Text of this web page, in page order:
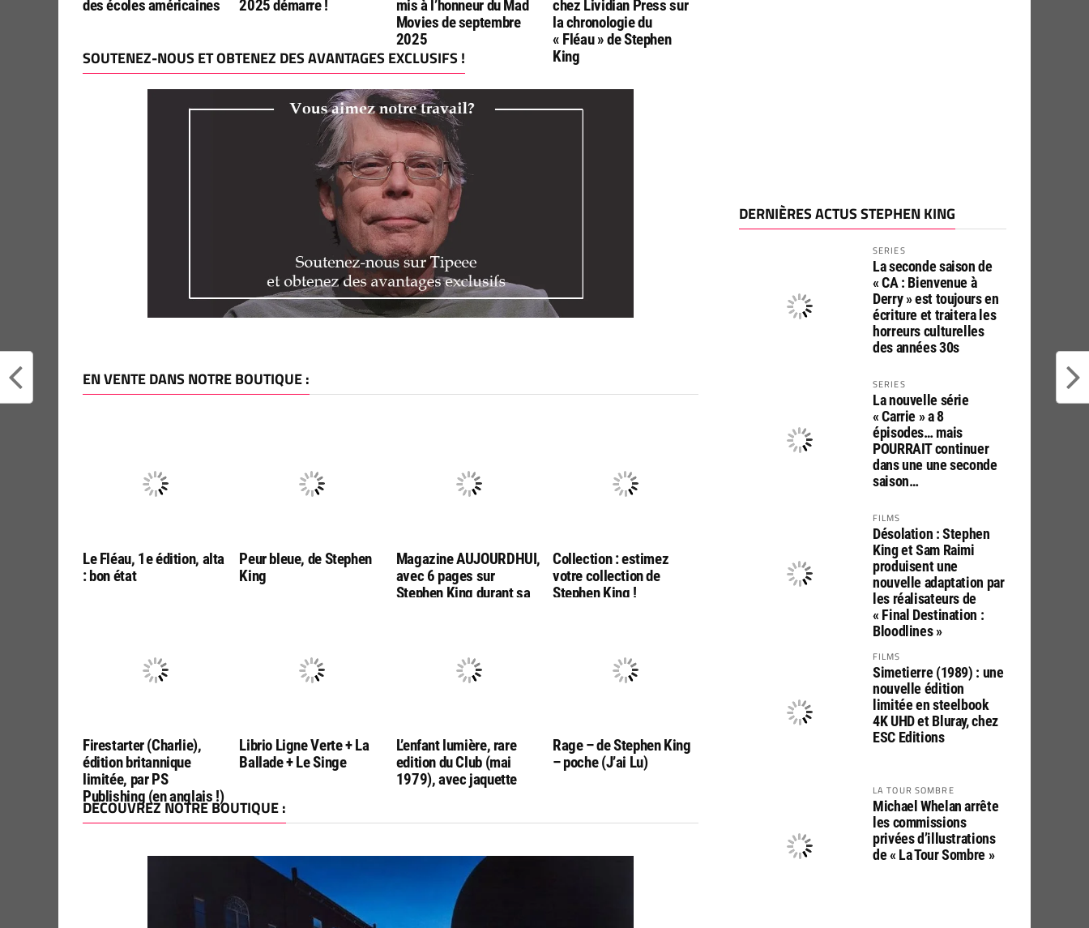
des écoles américaines
2025 démarre !
mis à l’honneur du Mad
Movies de septembre
2025
chez Lividian Press sur
la chronologie du
« Fléau » de Stephen
King
SOUTENEZ-NOUS ET OBTENEZ DES AVANTAGES EXCLUSIFS !
EN VENTE DANS NOTRE BOUTIQUE :
Le Fléau, 1e édition, alta
: bon état
Peur bleue, de Stephen
King
Magazine AUJOURDHUI,
avec 6 pages sur
Stephen King durant sa
Collection : estimez
votre collection de
Stephen King !
Firestarter (Charlie),
édition britannique
limitée, par PS
Publishing (en anglais !)
Librio Ligne Verte + La
Ballade + Le Singe
L’enfant lumière, rare
edition du Club (mai
1979), avec jaquette
Rage – de Stephen King
– poche (J’ai Lu)
DÉCOUVREZ NOTRE BOUTIQUE :
DERNIÈRES ACTUS STEPHEN KING
SERIES
La seconde saison de
« CA : Bienvenue à
Derry » est toujours en
écriture et traitera les
horreurs culturelles
des années 30s
SERIES
La nouvelle série
« Carrie » a 8
épisodes… mais
POURRAIT continuer
dans une une seconde
saison…
FILMS
Désolation : Stephen
King et Sam Raimi
produisent une
nouvelle adaptation par
les réalisateurs de
« Final Destination :
Bloodlines »
FILMS
Simetierre (1989) : une
nouvelle édition
limitée en steelbook
4K UHD et Bluray, chez
ESC Editions
LA TOUR SOMBRE
Michael Whelan arrête
les commissions
privées d’illustrations
de « La Tour Sombre »